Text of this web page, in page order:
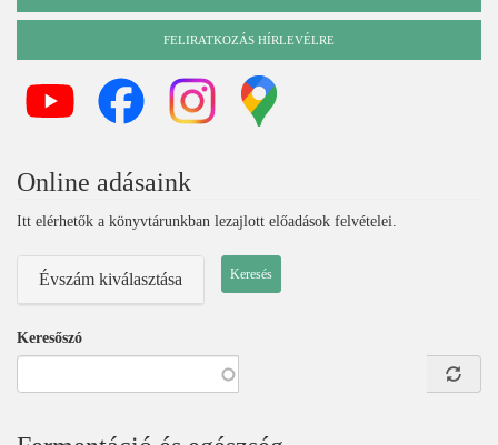
FELIRATKOZÁS HÍRLEVÉLRE
Online adásaink
Itt elérhetők a könyvtárunkban lezajlott előadások felvételei.
Évszám kiválasztása
Keresőszó